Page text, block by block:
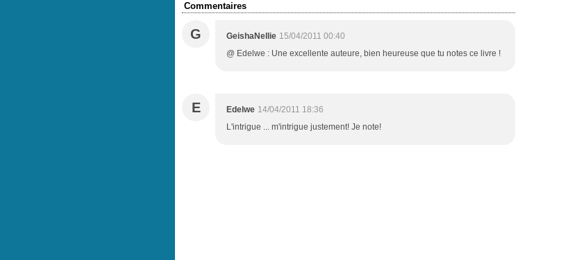
Commentaires
G GeishaNellie 15/04/2011 00:40
@ Edelwe : Une excellente auteure, bien heureuse que tu notes ce livre !
E Edelwe 14/04/2011 18:36
L'intrigue ... m'intrigue justement! Je note!